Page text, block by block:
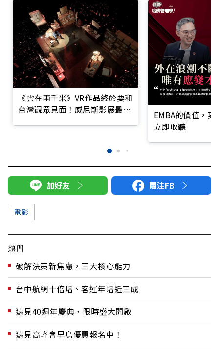
《雲在兩千米》VR作品終於要和
台灣觀眾見面！威尼斯影展最佳
EMBA的價值，
立即收聽
加好友 關注FB
電影
熱門
破解決策新焦慮，三大核心能力
台中航網十倍增、客運年增近三成
遠見40週年慶典，限時盛大開啟
遠見高峰會早鳥優惠報名中！